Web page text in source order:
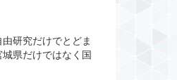
研究だけでとどま
県だけではなく国